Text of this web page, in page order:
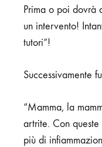
Prima o poi dovrà
un intervento!
tutori”!
Successivamente
“Mamma, la
artrite. Con
più di